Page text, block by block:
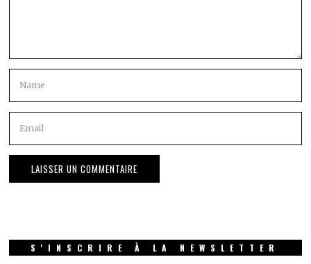
S'INSCRIRE À LA NEWSLETTER